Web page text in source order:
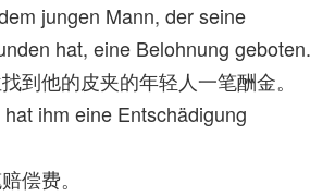
jungen Mann, der seine
hat, eine Belohnung geboten.
到他的皮夹的年轻人一笔酬金。
ihm eine Entschädigung
偿费。